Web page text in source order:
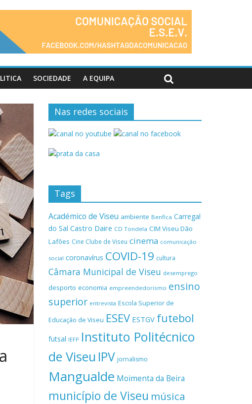
SOCIEDADE A EQUIPA
Nas redes sociais
Tags
Académico de Viseu ambiente Benfica Carregal
do Sal Castro Daire CD Tondela CIM Viseu Dão
Lafões Cine Clube de Viseu cinema comunicação
social coronavírus COVID-19 cultura
Câmara Municipal de Viseu desemprego
desporto economia empreendedorismo ensino
superior entrevista Escola Superior de
Educação de Viseu ESEV ESTGV futebol
futsal IEFP Instituto Politécnico
de Viseu IPV jornalismo
Mangualde Moimenta da Beira
município de Viseu música